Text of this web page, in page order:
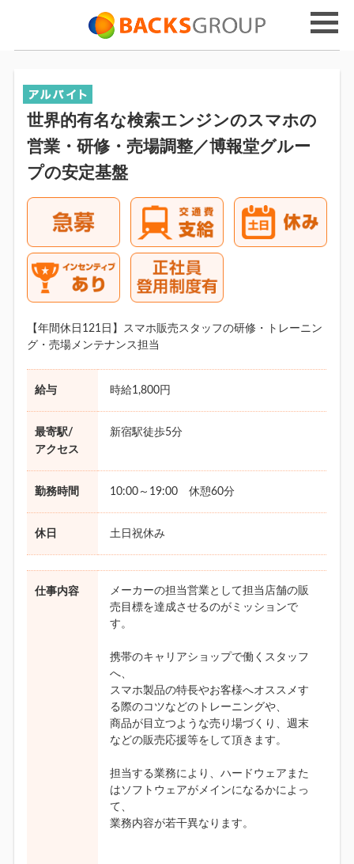
世界的有名な検索エンジンのスマホの
営業・研修・売場調整／博報堂グルー
プの安定基盤
【年間休日121日】スマホ販売スタッフの研修・トレーニン
グ・売場メンテナンス担当
給与 時給1,800円
最寄駅/
アクセス
新宿駅徒歩5分
勤務時間 10:00～19:00 休憩60分
休日 土日祝休み
仕事内容
メーカーの担当営業として担当店舗の販
売目標を達成させるのがミッションで
す。
携帯のキャリアショップで働くスタッフ
へ、
スマホ製品の特長やお客様へオススメす
る際のコツなどのトレーニングや、
商品が目立つような売り場づくり、週末
などの販売応援等をして頂きます。
担当する業務により、ハードウェアまた
はソフトウェアがメインになるかによっ
て、
業務内容が若干異なります。